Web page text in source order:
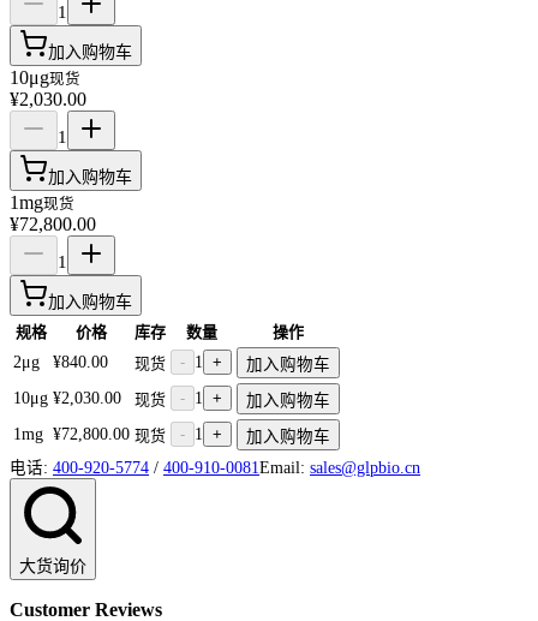
1
加入购物车
10μg现货
¥2,030.00
1
加入购物车
1mg现货
¥72,800.00
1
加入购物车
规格 价格 库存 数量
操作
2μg
¥840.00 现货 - 1 +
加入购物车
10μg ¥2,030.00 现货 - 1 +
加入购物车
1mg ¥72,800.00 现货 - 1 +
加入购物车
电话: 400-920-5774 / 400-910-0081 Email: sales@glpbio.cn
大货询价
Customer Reviews